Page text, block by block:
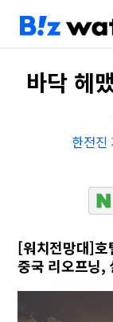
바닥 헤
한전진
[워치전망대]호
중국 리오프닝,